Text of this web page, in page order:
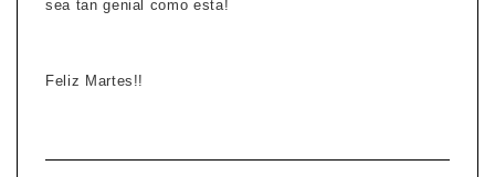
sea tan genial como esta!
Feliz Martes!!